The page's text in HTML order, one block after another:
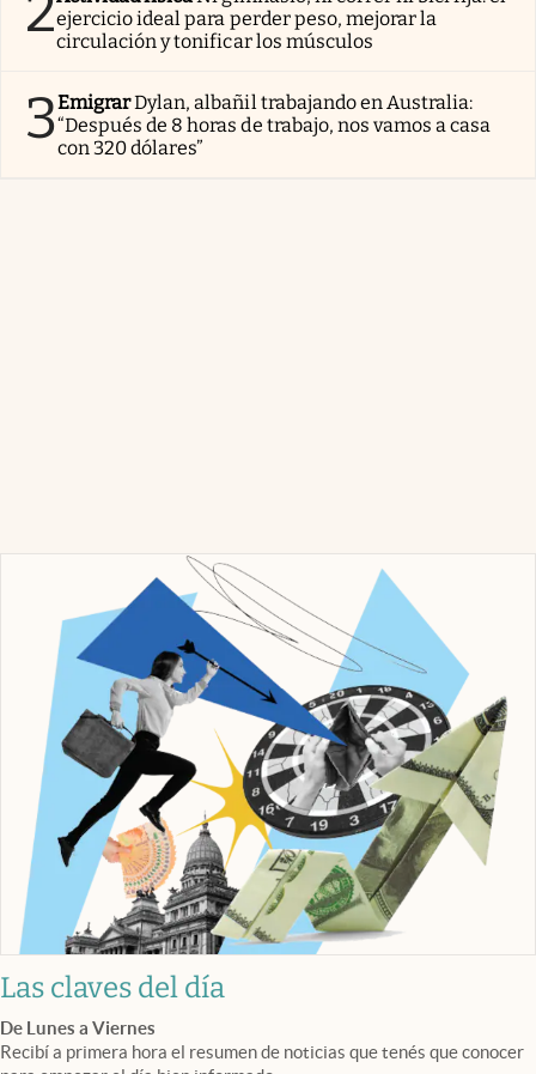
ejercicio ideal para perder peso, mejorar la
circulación y tonificar los músculos
3EmigrarDylan, albañil trabajando en Australia:
“Después de 8 horas de trabajo, nos vamos a casa
con 320 dólares”
Las claves del día
De Lunes a Viernes
Recibí a primera hora el resumen de noticias que tenés que conocer